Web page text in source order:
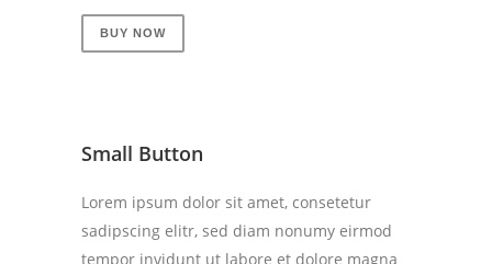
BUY NOW
Small Button
Lorem ipsum dolor sit amet, consetetur
sadipscing elitr, sed diam nonumy eirmod
tempor invidunt ut labore et dolore magna